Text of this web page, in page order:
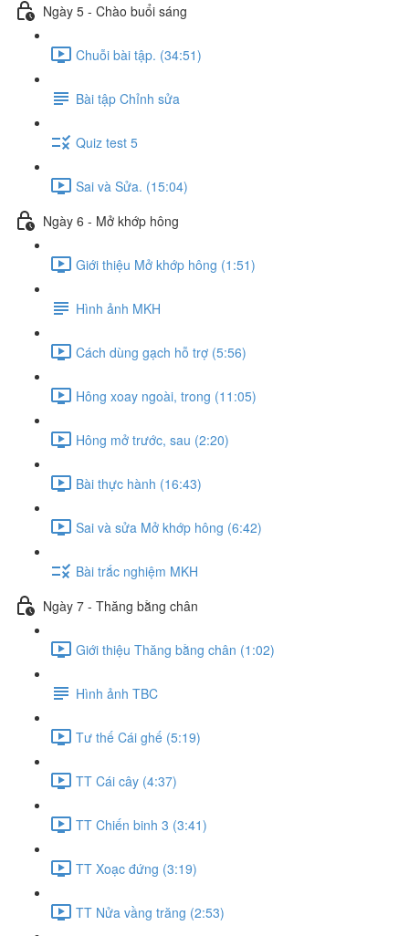
Ngày 5 - Chào buổi sáng
Chuỗi bài tập. (34:51)
Bài tập Chỉnh sửa
Quiz test 5
Sai và Sửa. (15:04)
Ngày 6 - Mở khớp hông
Giới thiệu Mở khớp hông (1:51)
Hình ảnh MKH
Cách dùng gạch hỗ trợ (5:56)
Hông xoay ngoài, trong (11:05)
Hông mở trước, sau (2:20)
Bài thực hành (16:43)
Sai và sửa Mở khớp hông (6:42)
Bài trắc nghiệm MKH
Ngày 7 - Thăng bằng chân
Giới thiệu Thăng bằng chân (1:02)
Hình ảnh TBC
Tư thế Cái ghế (5:19)
TT Cái cây (4:37)
TT Chiến binh 3 (3:41)
TT Xoạc đứng (3:19)
TT Nửa vầng trăng (2:53)